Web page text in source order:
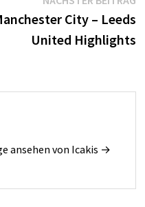
City – Leeds
United Highlights
ansehen von Icakis →